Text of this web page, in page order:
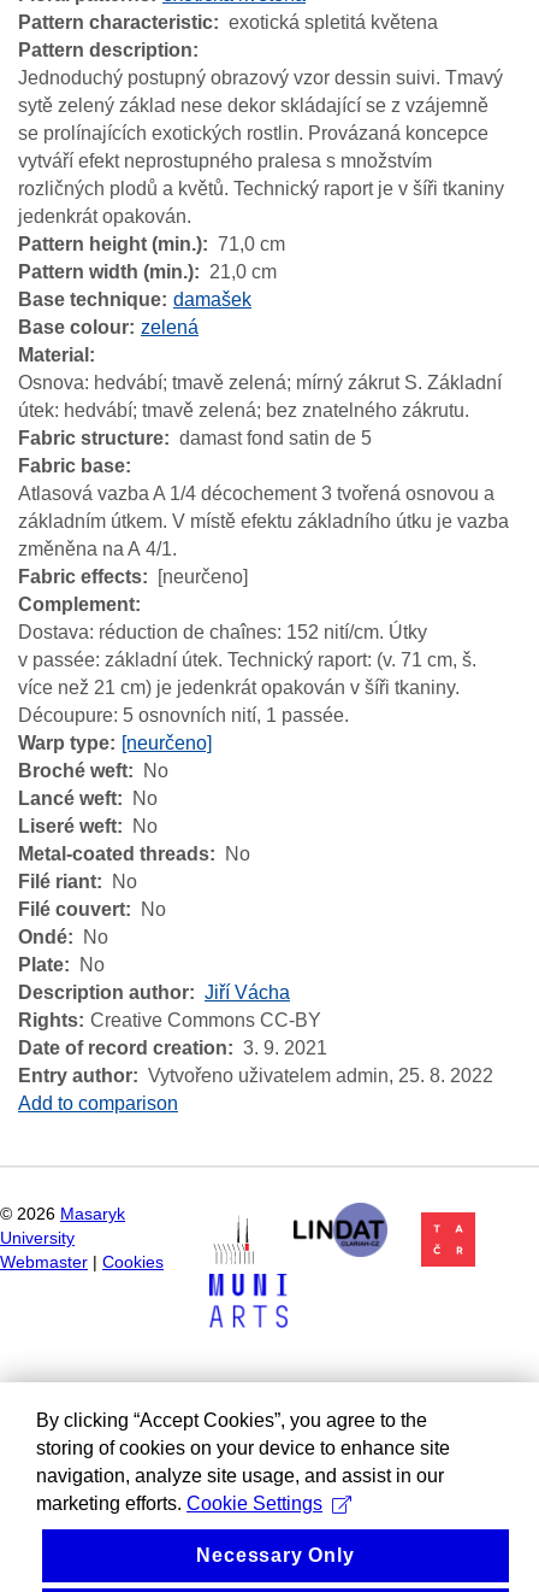
Pattern characteristic
exotická spletitá květena
Pattern description
Jednoduchý postupný obrazový vzor dessin suivi. Tmavý
sytě zelený základ nese dekor skládající se z vzájemně
se prolínajících exotických rostlin. Provázaná koncepce
vytváří efekt neprostupného pralesa s množstvím
rozličných plodů a květů. Technický raport je v šíři tkaniny
jedenkrát opakován.
Pattern height (min.)
71,0 cm
Pattern width (min.)
21,0 cm
Base technique damašek
Base colour zelená
Material
Osnova: hedvábí; tmavě zelená; mírný zákrut S. Základní
útek: hedvábí; tmavě zelená; bez znatelného zákrutu.
Fabric structure
damast fond satin de 5
Fabric base
Atlasová vazba A 1/4 décochement 3 tvořená osnovou a
základním útkem. V místě efektu základního útku je vazba
změněna na A 4/1.
Fabric effects
[neurčeno]
Complement
Dostava: réduction de chaînes: 152 nití/cm. Útky
v passée: základní útek. Technický raport: (v. 71 cm, š.
více než 21 cm) je jedenkrát opakován v šíři tkaniny.
Découpure: 5 osnovních nití, 1 passée.
Warp type
[neurčeno]
Broché weft
No
Lancé weft
No
Liseré weft
No
Metal-coated threads
No
Filé riant
No
Filé couvert
No
Ondé
No
Plate
No
Description author
Jiří Vácha
Rights Creative Commons CC-BY
Date of record creation
3. 9. 2021
Entry author
Vytvořeno uživatelem admin, 25. 8. 2022
Add to comparison
© 2026 Masaryk
University
Webmaster
Cookies
By clicking “Accept Cookies”, you agree to the
storing of cookies on your device to enhance site
navigation, analyze site usage, and assist in our
marketing efforts. Cookie Settings
Necessary Only